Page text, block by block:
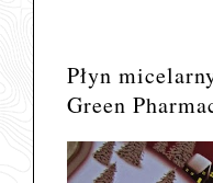
Płyn
Green